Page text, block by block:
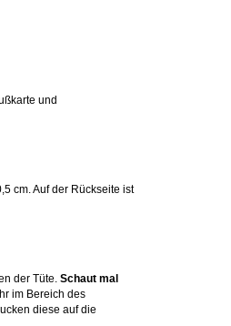
und
cm. Auf der Rückseite ist
der Tüte. Schaut mal
im Bereich des
diese auf die